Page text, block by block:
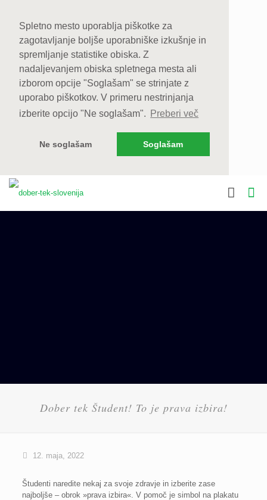
Spletno mesto uporablja piškotke za
zagotavljanje boljše uporabniške izkušnje in
spremljanje statistike obiska. Z
nadaljevanjem obiska spletnega mesta ali
izborom opcije "Soglašam" se strinjate z
uporabo piškotkov. V primeru nestrinjanja
izberite opcijo "Ne soglašam".
Preberi več
Ne soglašam Soglašam
Dober tek Študent! To je prava izbira!
12. maja, 2022
Študenti naredite nekaj za svoje zdravje in izberite zase
najboljše – obrok »prava izbira«. V pomoč je simbol na plakatu